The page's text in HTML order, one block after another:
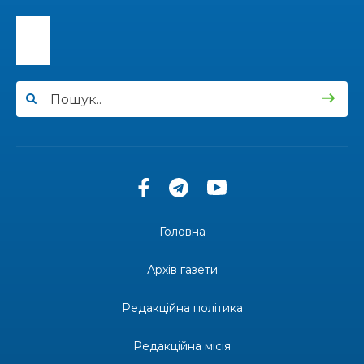
31 лип
15:24
31 лип
“Серпневі свята” – Клуб з народознавства
Юні мешканці Бахмутської громади у Харкові
долучилися до проєкту «Радість у дитячих
територіальної громади
«Дві музи» у Рівному: свято краси, мистецтва
Головна
Архів газети
Редакційна політика
Редакційна місія